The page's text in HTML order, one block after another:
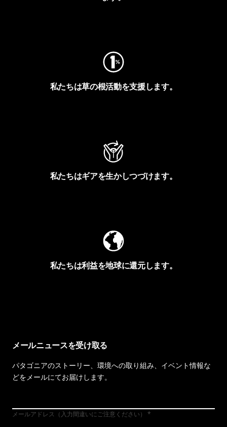
私たちは草の根活動を支援します。
私たちはギアを生かしつづけます。
私たちは利益を地球に還元します。
メールニュースを受け取る
パタゴニアのストーリー、環境への取り組み、イベント情報な
どをメールにてお届けします。
メールアドレス（入力間違いにご注意ください）